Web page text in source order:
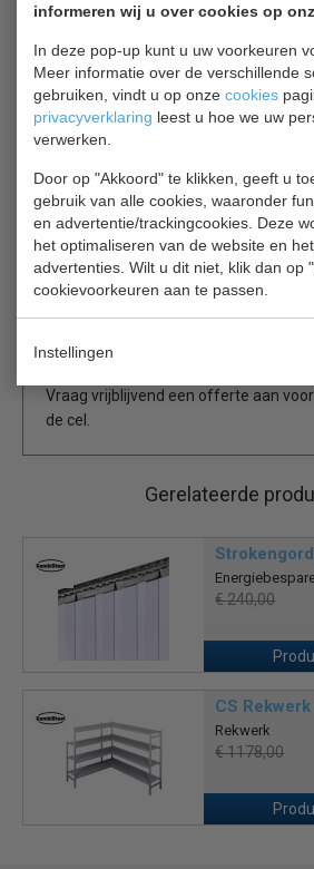
informeren wij u over cookies op
In deze pop-up kunt u uw voorkeuren
Meer informatie over de verschillende
gebruiken, vindt u op onze cookies
privacyverklaring leest u hoe we uw
verwerken.
Door op "Akkoord" te klikken, geeft u
gebruik van alle cookies, waaronder
en advertentie/trackingcookies. Deze
het optimaliseren van de website en
advertenties. Wilt u dit niet, klik dan op
cookievoorkeuren aan te passen.
Instellingen
t.b.v het onderhoud.
verdamper ijsvrij blijft.
Temperatuur -10ºC / -20 ºC
Digitale regeling en temperatuur
Verlichting en deur schakelaar.
Automatische elektrische
Koudemiddel R452a
foto wijkt af, exclusief rekken
1 jaar garantie op het monoblock
Ivm de garantie dient de koelcel
Vraag vrijblijvend een offerte aan
de cel.
Gerelateerde
€ 240,00
CS
Rekwerk
€ 1178,00